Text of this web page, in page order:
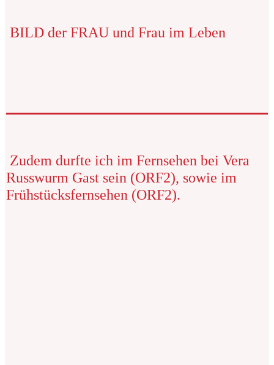
BILD der FRAU und Frau im Leben
Zudem durfte ich im Fernsehen bei Vera
Russwurm Gast sein (ORF2), sowie im
Frühstücksfernsehen (ORF2).